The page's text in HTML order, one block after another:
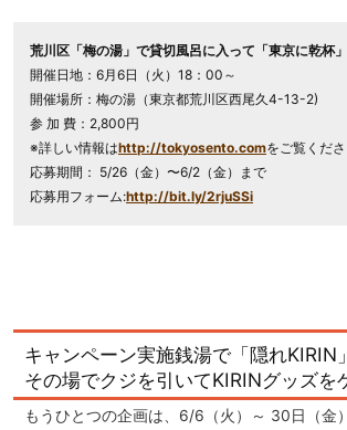
荒川区「梅の湯」で貸切風呂に入って「東京に乾杯
開催日地：6月6日（火）18：00～
開催場所：梅の湯（東京都荒川区西尾久4-13-2)
参 加 費：2,800円
※詳しい情報はhttp://tokyosento.comをご覧くださ
応募期間： 5/26（金）〜6/2（金）まで
応募用フォーム:http://bit.ly/2rjuSSi
キャンペーン実施銭湯で「隠れKIRIN
その場でクジを引いてKIRINグッズを
もうひとつの企画は、6/6（火）～ 30日（金